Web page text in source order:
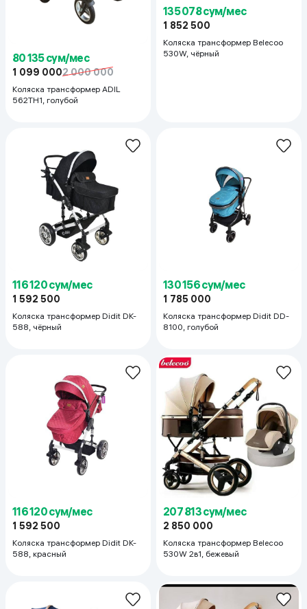
80 135 сум/мес
1 099 0002 000 000
Коляска трансформер ADIL
562TH1, голубой
135 078 сум/мес
1 852 500
Коляска трансформер Belecoo
530W, чёрный
116 120 сум/мес
1 592 500
Коляска трансформер Didit DK-
588, чёрный
130 156 сум/мес
1 785 000
Коляска трансформер Didit DD-
8100, голубой
116 120 сум/мес
1 592 500
Коляска трансформер Didit DK-
588, красный
207 813 сум/мес
2 850 000
Коляска трансформер Belecoo
530W 2в1, бежевый